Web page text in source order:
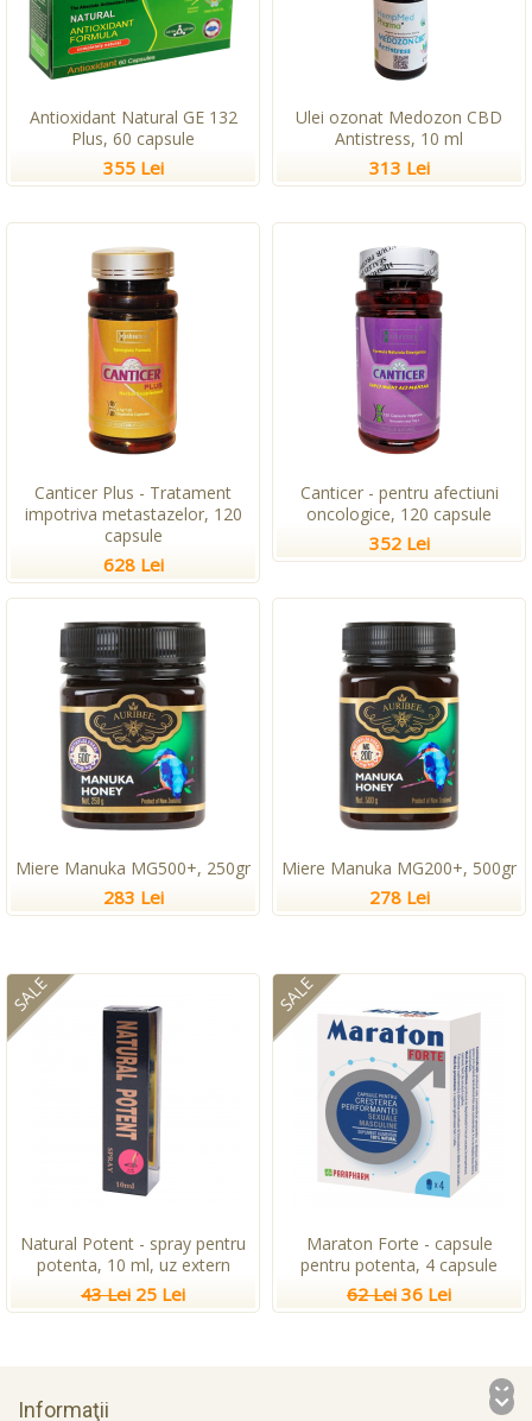
Antioxidant Natural GE 132
Plus, 60 capsule
355 Lei
Ulei ozonat Medozon CBD
Antistress, 10 ml
313 Lei
Canticer Plus - Tratament
impotriva metastazelor, 120
capsule
628 Lei
Canticer - pentru afectiuni
oncologice, 120 capsule
352 Lei
Miere Manuka MG500+, 250gr
283 Lei
Miere Manuka MG200+, 500gr
278 Lei
SALE
Natural Potent - spray pentru
potenta, 10 ml, uz extern
43 Lei 25 Lei
SALE
Maraton Forte - capsule
pentru potenta, 4 capsule
62 Lei 36 Lei
Informaţii